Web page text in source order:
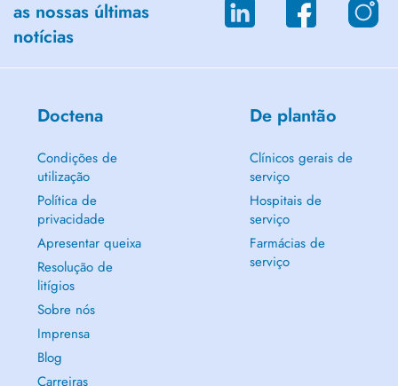
as nossas últimas
notícias
Doctena
Condições de
utilização
Política de
privacidade
Apresentar queixa
Resolução de
litígios
Sobre nós
Imprensa
Blog
Carreiras
De plantão
Clínicos gerais de
serviço
Hospitais de
serviço
Farmácias de
serviço